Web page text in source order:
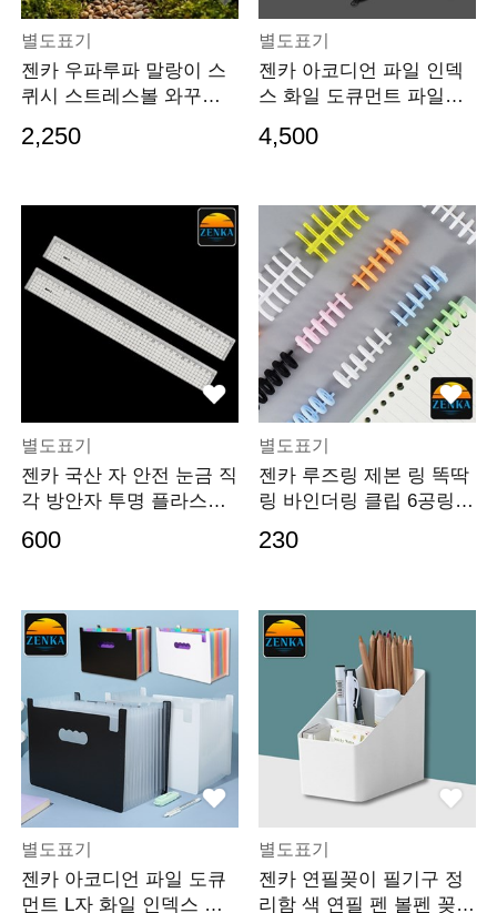
별도표기
젠카 우파루파 말랑이 스
퀴시 스트레스볼 와꾸볼
2,250
별도표기
젠카 아코디언 파일 인덱
스 화일 도큐먼트 파일철
4,500
별도표기
젠카 국산 자 안전 눈금 직
각 방안자 투명 플라스틱
600
별도표기
젠카 루즈링 제본 링 똑딱
링 바인더링 클립 6공링
230
별도표기
젠카 아코디언 파일 도큐
먼트 L자 화일 인덱스 서
별도표기
젠카 연필꽂이 필기구 정
리함 색 연필 펜 볼펜 꽂이